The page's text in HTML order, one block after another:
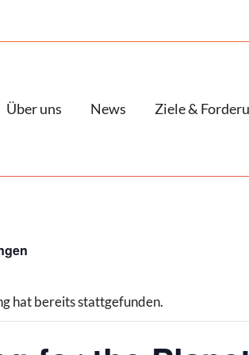
Über uns News Ziele &
hat bereits stattgefunden.